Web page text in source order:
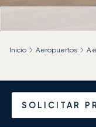
SOLICITAR
Inicio Aeropuertos
Vuele